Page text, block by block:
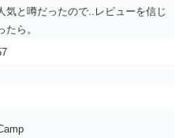
気と噂だったので..レビューを信じ
ら。